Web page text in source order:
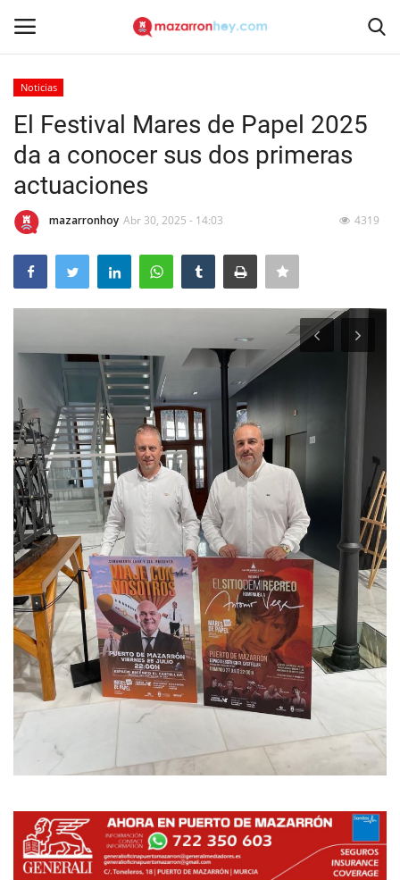
Inicio
Noticias
Reportajes
Empresas
Mapa de Mazarrón
Vídeos
Galerías
Contacto
Empresas
Noticias
El Festival Mares de Papel 2025
da a conocer sus dos primeras
actuaciones
mazarronhoy Abr 30, 2025 - 14:03 4319